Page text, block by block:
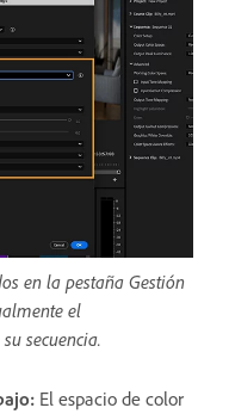
en la pestaña Gestión
el
secuencia.
: El espacio de color